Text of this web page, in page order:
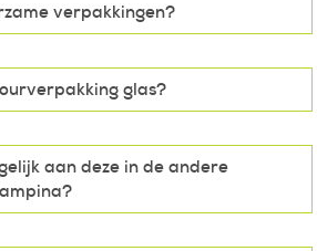
verpakkingen?
glas?
aan deze in de andere